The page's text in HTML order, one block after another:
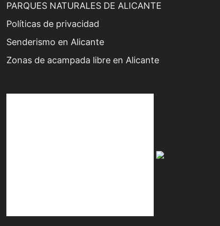
PARQUES NATURALES DE ALICANTE
Políticas de privacidad
Senderismo en Alicante
Zonas de acampada libre en Alicante